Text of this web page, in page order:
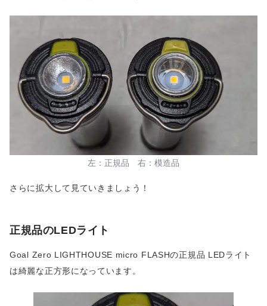
左：正規品 右：模造品
さらに拡大して見ていきましょう！
正規品のLEDライト
Goal Zero LIGHTHOUSE micro FLASHの正規品 LEDライト
は綺麗な正方形になっています。